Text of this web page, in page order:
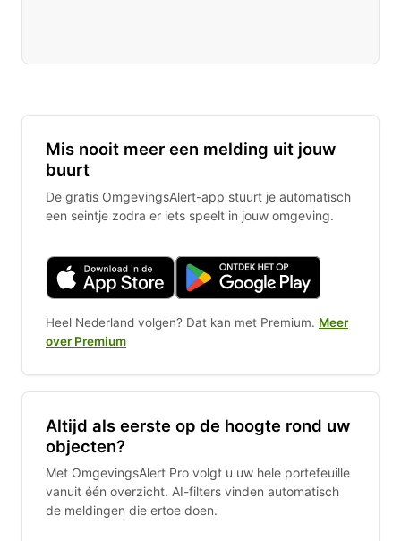
Mis nooit meer een melding uit jouw
buurt
De gratis OmgevingsAlert-app stuurt je automatisch
een seintje zodra er iets speelt in jouw omgeving.
Heel Nederland volgen? Dat kan met Premium. Meer
over Premium
Altijd als eerste op de hoogte rond uw
objecten?
Met OmgevingsAlert Pro volgt u uw hele portefeuille
vanuit één overzicht. AI-filters vinden automatisch
de meldingen die ertoe doen.